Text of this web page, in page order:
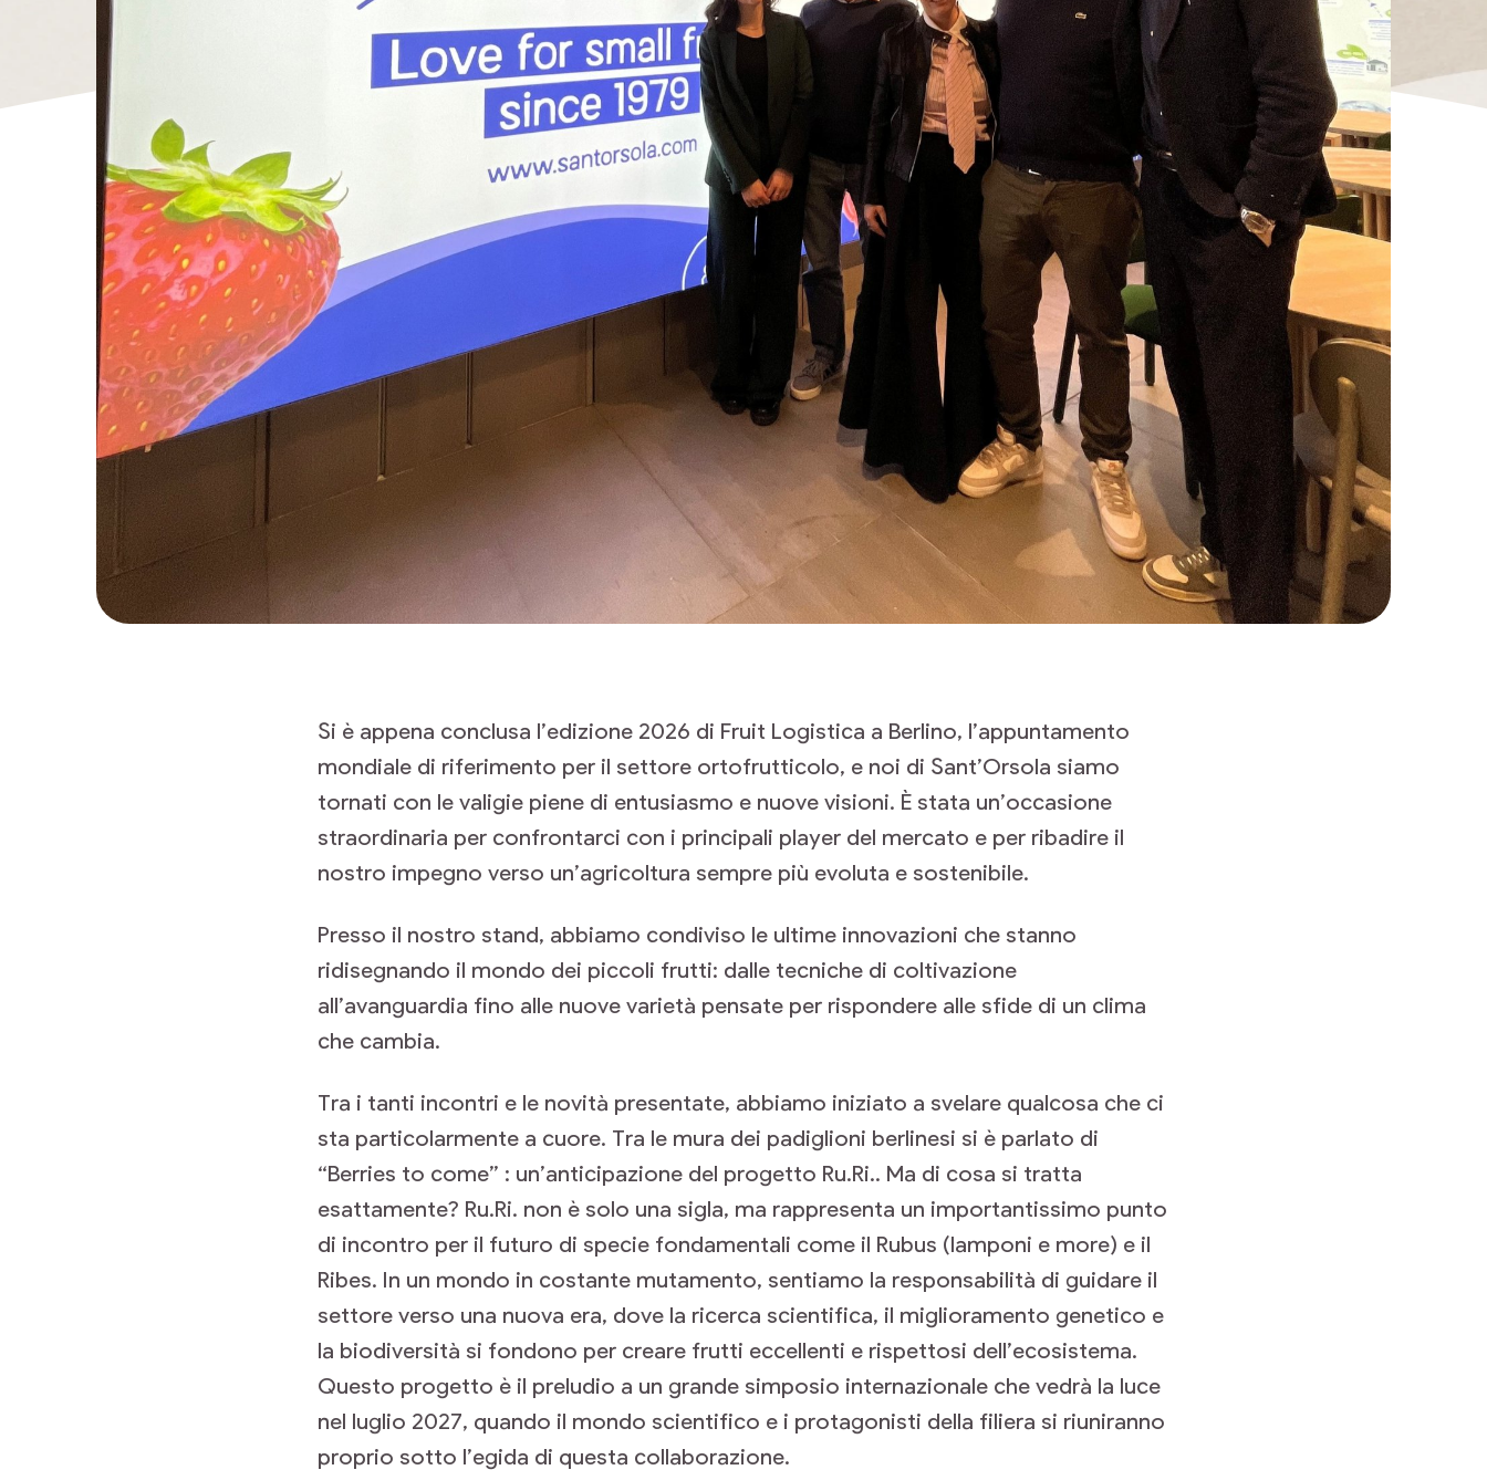
Si è appena conclusa l’edizione 2026 di Fruit Logistica a Berlino, l’appuntamento
mondiale di riferimento per il settore ortofrutticolo, e noi di Sant’Orsola siamo
tornati con le valigie piene di entusiasmo e nuove visioni. È stata un’occasione
straordinaria per confrontarci con i principali player del mercato e per ribadire il
nostro impegno verso un’agricoltura sempre più evoluta e sostenibile.
Presso il nostro stand, abbiamo condiviso le ultime innovazioni che stanno
ridisegnando il mondo dei piccoli frutti: dalle tecniche di coltivazione
all’avanguardia fino alle nuove varietà pensate per rispondere alle sfide di un clima
che cambia.
Tra i tanti incontri e le novità presentate, abbiamo iniziato a svelare qualcosa che ci
sta particolarmente a cuore. Tra le mura dei padiglioni berlinesi si è parlato di
“Berries to come” : un’anticipazione del progetto Ru.Ri.. Ma di cosa si tratta
esattamente? Ru.Ri. non è solo una sigla, ma rappresenta un importantissimo punto
di incontro per il futuro di specie fondamentali come il Rubus (lamponi e more) e il
Ribes. In un mondo in costante mutamento, sentiamo la responsabilità di guidare il
settore verso una nuova era, dove la ricerca scientifica, il miglioramento genetico e
la biodiversità si fondono per creare frutti eccellenti e rispettosi dell’ecosistema.
Questo progetto è il preludio a un grande simposio internazionale che vedrà la luce
nel luglio 2027, quando il mondo scientifico e i protagonisti della filiera si riuniranno
proprio sotto l’egida di questa collaborazione.